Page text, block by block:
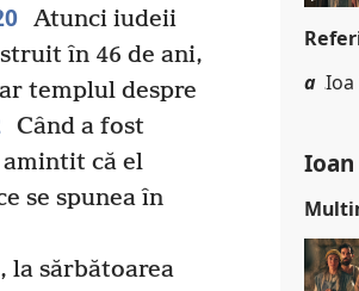
Atunci iudeii
în 46 de ani,
templul despre
Când a fost
că el
se spunea în
la sărbătoarea
a Ioa
Ioan